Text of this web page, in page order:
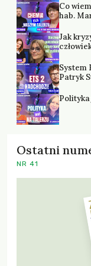
Co
hab.
Jak
System
Patryk
Ostatni
NR 41